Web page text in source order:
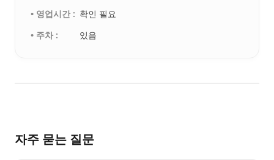
• 영업시간 : 확인 필요
• 주차 :
있음
자주 묻는 질문